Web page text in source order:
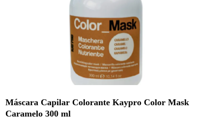
Máscara Capilar Colorante Kaypro Color Mask
Caramelo 300 ml